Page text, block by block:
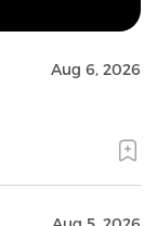
Aug 6, 2026